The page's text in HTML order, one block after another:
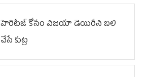
హెరిటేజ్ కోసం విజయా డెయిరీని బలి
చేసే కుట్ర‌